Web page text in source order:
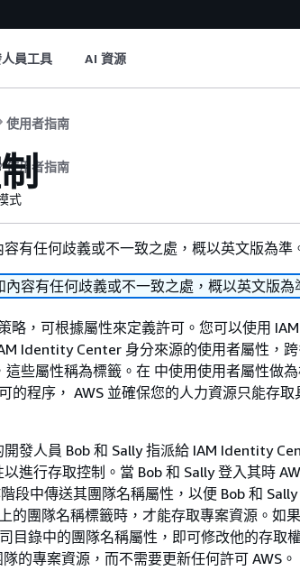
員工具 AI 資源
使用者指南
使用者指南
式
有任何歧義或不一致之處，概以英文版為準
容有任何歧義或不一致之處，概以英文版為
略，可根據屬性來定義許可。您可以使用
Identity Center 身分來源的使用者屬性，
些屬性稱為標籤。在 中使用使用者屬性做為
的程序， AWS 並確保您的人力資源只能存取
發人員 Bob 和 Sally 指派給 IAM Identity
進行存取控制。當 Bob 和 Sally 登入其時
段中傳送其團隊名稱屬性，以便 Bob 和
的團隊名稱標籤時，才能存取專案資源。如
目錄中的團隊名稱屬性，即可修改他的存取
的專案資源，而不需要更新任何許可 AWS。